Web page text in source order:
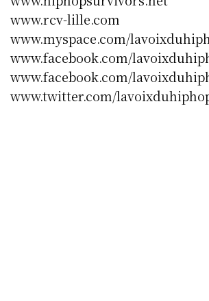
www.rcv-lille.com
www.myspace.com/
www.facebook.com/
www.facebook.com/
www.twitter.com/